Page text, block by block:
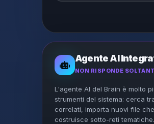
Agente AI
NON RISPONDE
L'agente AI del Brain è molto
strumenti del sistema: cerca
correlati, importa nuovi file
costruisce sotto-reti